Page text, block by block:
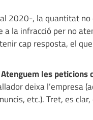
2020-, la quantitat no
a la infracció per no
cap resposta, el
les peticions
deixa l’empresa
etc.). Tret, es clar,